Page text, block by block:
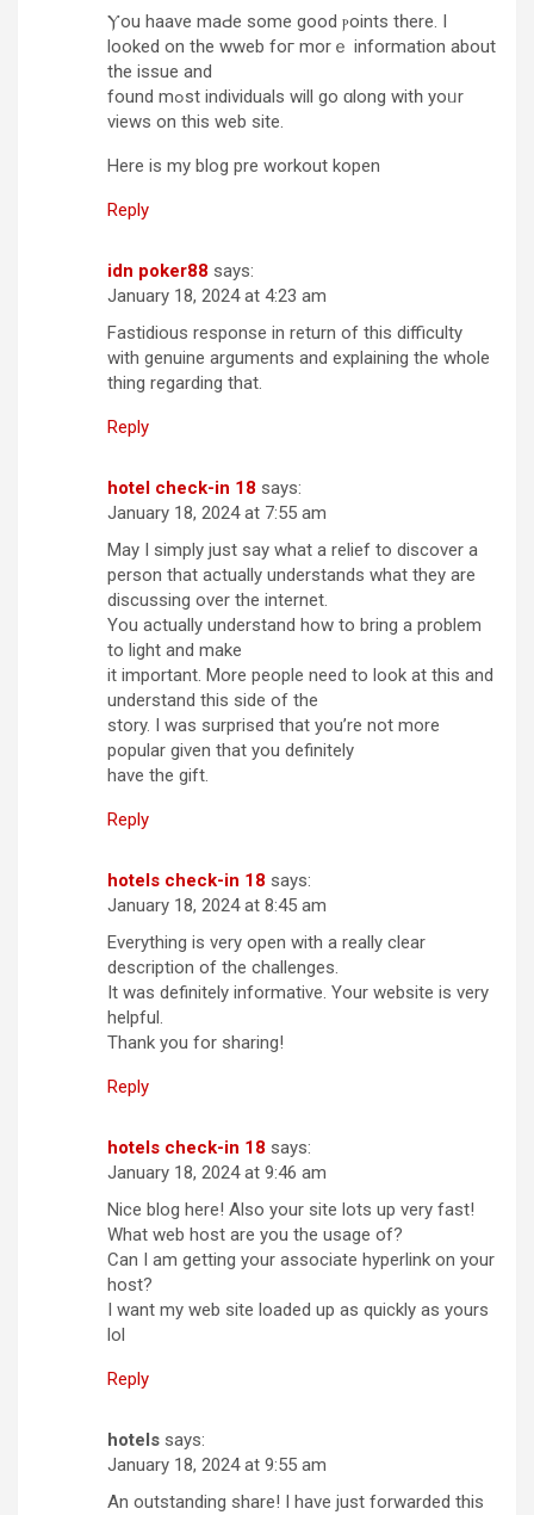
Ⲩou haave maԀe some good ⲣoints tһere. I
looked οn tһe wweb foг morｅ information about
tһe issue and
found mߋst individuals wіll go ɑlong witһ уoᥙr
views on thіs web site.
Here is my blog pre workout kopen
Reply
idn poker88 says:
January 18, 2024 at 4:23 am
Fastidious response in return of this difficulty
with genuine arguments and explaining the whole
thing regarding that.
Reply
hotel check-in 18 says:
January 18, 2024 at 7:55 am
May I simply just say what a relief to discover a
person that actually understands what they are
discussing over the internet.
You actually understand how to bring a problem
to light and make
it important. More people need to look at this and
understand this side of the
story. I was surprised that you’re not more
popular given that you definitely
have the gift.
Reply
hotels check-in 18 says:
January 18, 2024 at 8:45 am
Everything is very open with a really clear
description of the challenges.
It was definitely informative. Your website is very
helpful.
Thank you for sharing!
Reply
hotels check-in 18 says:
January 18, 2024 at 9:46 am
Nice blog here! Also your site lots up very fast!
What web host are you the usage of?
Can I am getting your associate hyperlink on your
host?
I want my web site loaded up as quickly as yours
lol
Reply
hotels says:
January 18, 2024 at 9:55 am
An outstanding share! I have just forwarded this